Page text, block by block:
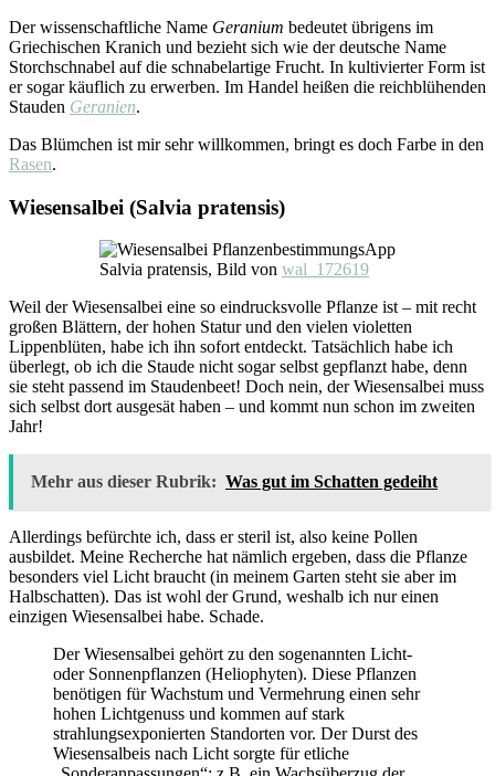
Der wissenschaftliche Name Geranium bedeutet übrigens im
Griechischen Kranich und bezieht sich wie der deutsche Name
Storchschnabel auf die schnabelartige Frucht. In kultivierter Form ist
er sogar käuflich zu erwerben. Im Handel heißen die reichblühenden
Stauden Geranien.
Das Blümchen ist mir sehr willkommen, bringt es doch Farbe in den
Rasen.
Wiesensalbei (Salvia pratensis)
Salvia pratensis, Bild von wal_172619
Weil der Wiesensalbei eine so eindrucksvolle Pflanze ist – mit recht
großen Blättern, der hohen Statur und den vielen violetten
Lippenblüten, habe ich ihn sofort entdeckt. Tatsächlich habe ich
überlegt, ob ich die Staude nicht sogar selbst gepflanzt habe, denn
sie steht passend im Staudenbeet! Doch nein, der Wiesensalbei muss
sich selbst dort ausgesät haben – und kommt nun schon im zweiten
Jahr!
Mehr aus dieser Rubrik: Was gut im Schatten gedeiht
Allerdings befürchte ich, dass er steril ist, also keine Pollen
ausbildet. Meine Recherche hat nämlich ergeben, dass die Pflanze
besonders viel Licht braucht (in meinem Garten steht sie aber im
Halbschatten). Das ist wohl der Grund, weshalb ich nur einen
einzigen Wiesensalbei habe. Schade.
Der Wiesensalbei gehört zu den sogenannten Licht-
oder Sonnenpflanzen (Heliophyten). Diese Pflanzen
benötigen für Wachstum und Vermehrung einen sehr
hohen Lichtgenuss und kommen auf stark
strahlungsexponierten Standorten vor. Der Durst des
Wiesensalbeis nach Licht sorgte für etliche